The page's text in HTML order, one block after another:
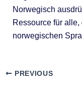
Norwegisch
Ressource für
norwegischen
PREVIOUS